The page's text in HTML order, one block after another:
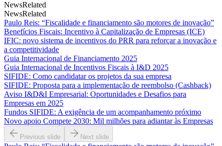
NewsRelated
NewsRelated
Paulo Reis: “Fiscalidade e financiamento são motores de inovação”
Benefícios Fiscais: Incentivo à Capitalização de Empresas (ICE)
IFIC: novo sistema de incentivos do PRR para reforçar a inovação e
a competitividade
Guia Internacional de Financiamento 2025
Guia Internacional de Incentivos Fiscais à I&D 2025
SIFIDE: Como candidatar os projetos da sua empresa
SIFIDE: Proposta para a implementação de reembolso (Cashback)
Aviso I&D&I Empresarial: Oportunidades e Desafios para
Empresas em 2025
Fundos SIFIDE: A exigência de um acompanhamento próximo
Novo apoio Compete 2030: Mil milhões para adiantar às Empresas
Previous slide Next slide